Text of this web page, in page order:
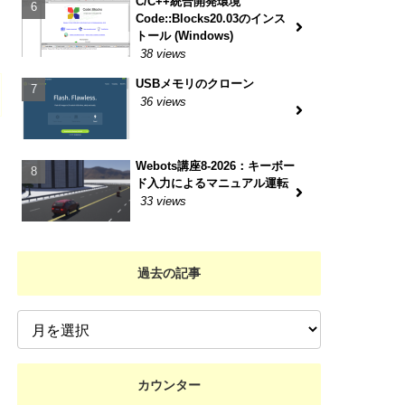
Code::Blocks20.03のインス
トール (Windows)
38 views
USBメモリのクローン
36 views
Webots講座8-2026：キーボー
ド入力によるマニュアル運転
33 views
過去の記事
カウンター